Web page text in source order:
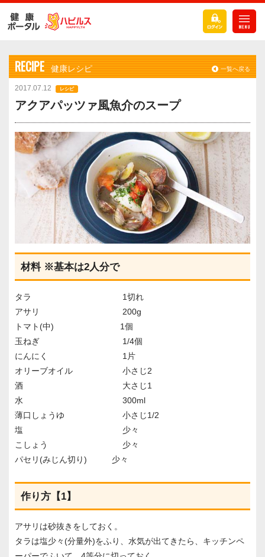
RECIPE 健康レシピ 一覧へ戻る
2017.07.12 レシピ
アクアパッツァ風魚介のスープ
材料 ※基本は2人分で
タラ 1切れ
アサリ 200g
トマト(中) 1個
玉ねぎ 1/4個
にんにく 1片
オリーブオイル 小さじ2
酒 大さじ1
水 300ml
薄口しょうゆ 小さじ1/2
塩 少々
こしょう 少々
パセリ(みじん切り) 少々
作り方【1】
アサリは砂抜きをしておく。
タラは塩少々(分量外)をふり、水気が出てきたら、キッチンペ